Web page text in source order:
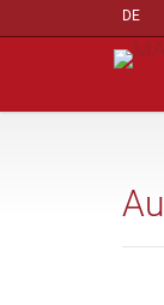
DE